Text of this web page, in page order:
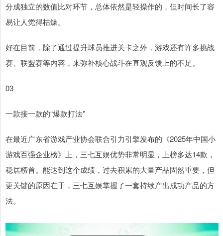
分成独立的数值比对环节，总体依然是轻操作的，但时间长了容
易让人觉得枯燥。
好在目前，除了通过提升球员推进关卡之外，游戏还有许多挑战
赛、联盟赛等内容，来弥补核心战斗在直观反馈上的不足。
03
一款接一款的“爆款打法”
在最近广东省游戏产业协会联合引力引擎发布的《2025年中国小
游戏百强企业榜》上，三七互娱优势非常明显，上榜多达14款，
稳居榜首。能达到这个成绩，过去积累的大量产品固然重要，但
更关键的原因在于，三七互娱掌握了一套持续产出成功产品的方
法。